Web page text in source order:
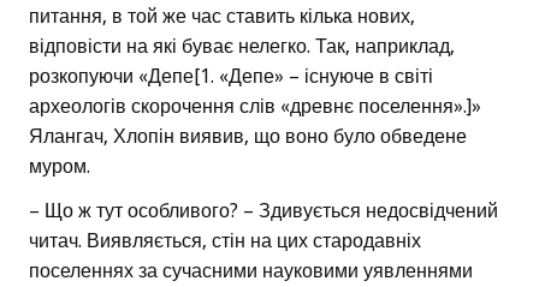
питання, в той же час ставить кілька нових,
відповісти на які буває нелегко. Так, наприклад,
розкопуючи «Депе[1. «Депе» – існуюче в світі
археологів скорочення слів «древнє поселення».]»
Ялангач, Хлопін виявив, що воно було обведене
муром.
– Що ж тут особливого? – Здивується недосвідчений
читач. Виявляється, стін на цих стародавніх
поселеннях за сучасними науковими уявленнями